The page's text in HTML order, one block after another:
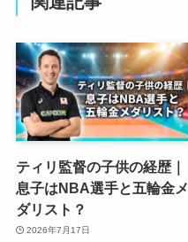
ティリ監督の子供の経歴｜
息子はNBA選手と五輪金メ
ダリスト？
2026年7月17日